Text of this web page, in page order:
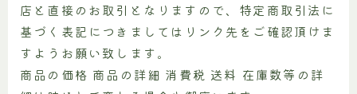
店と直接のお取引となりますので、特定商取引法に
基づく表記につきましてはリンク先をご確認頂けま
すようお願い致します。
商品の価格 商品の詳細 消費税 送料 在庫数等の詳